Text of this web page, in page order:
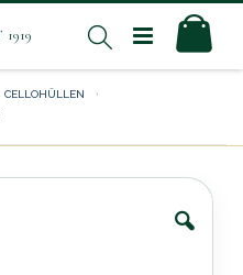
Suche
CELLOHÜLLEN